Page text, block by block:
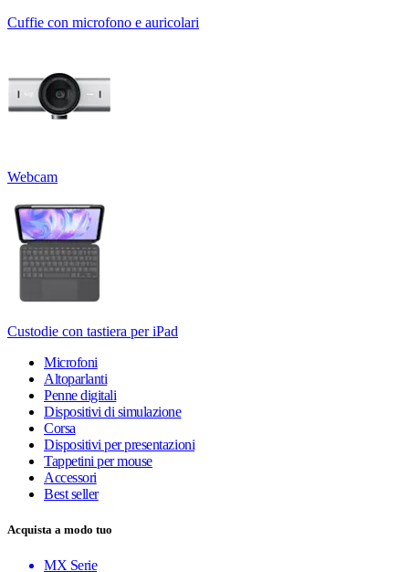
Cuffie con microfono e auricolari
Webcam
Custodie con tastiera per iPad
Microfoni
Altoparlanti
Penne digitali
Dispositivi di simulazione
Corsa
Dispositivi per presentazioni
Tappetini per mouse
Accessori
Best seller
Acquista a modo tuo
MX Serie